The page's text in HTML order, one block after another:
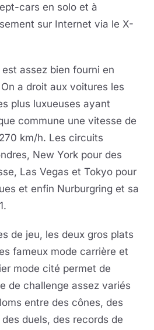
cars en solo et à
sur Internet via le X-
assez bien fourni en
a droit aux voitures les
plus luxueuses ayant
commune une vitesse de
km/h. Les circuits
New York pour des
Las Vegas et Tokyo pour
et enfin Nurburgring et sa
de jeu, les deux gros plats
fameux mode carrière et
mode cité permet de
de challenge assez variés
entre des cônes, des
duels, des records de